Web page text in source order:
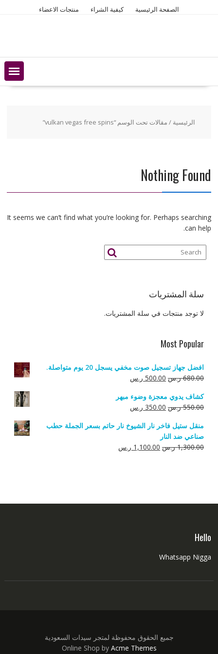
الصفحة الرئيسية كيفية الشراء منتجات الاعضاء
الرئيسية / مقالات تحت الوسم “vulkan vegas free spins”
Nothing Found
It seems we can’t find what you’re looking for. Perhaps searching
can help.
سلة المشتريات
لا توجد منتجات في سلة المشتريات.
Most Popular
افضل جهاز تسجيل صوت مخفي يسجل 20 يوم متواصلة.
680.00 ر.س السعر
هو:
680.00 ر.س.
500.00 ر.سالسعر
هو:
500.00 ر.س.
كشاف يدوي معجزة وضوء مبهر
550.00 ر.س السعر
هو:
550.00 ر.س.
350.00 ر.سالسعر
هو:
منقل ستيل فاخر نار الشيوخ نار حاتم بسعر الجملة حطب
صناعي ضد النار
1,300.00 ر.س السعر
1,100.00 ر.سالسعر
Hello
Whatsapp Nigga
جميع الحقوق محفوظة لمتجر سيدات السعودية
Online Shop by Acme Themes